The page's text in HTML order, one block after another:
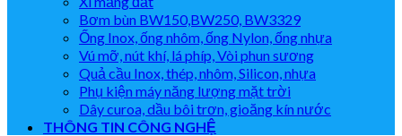
Bơm bùn BW150,BW250, BW3329
Ống Inox, ống nhôm, ống Nylon, ống nhựa
Vú mỡ, nút khí, lá phíp, Vòi phun sương
Quả cầu Inox, thép, nhôm, Silicon, nhựa
Phụ kiện máy năng lượng mặt trời
Dây curoa, dầu bôi trơn, gioăng kín nước
THÔNG TIN CÔNG NGHỆ